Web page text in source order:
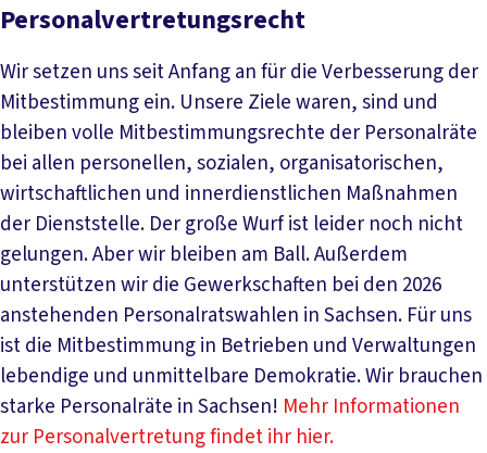
Personalvertretungsrecht
Wir setzen uns seit Anfang an für die Verbesserung der
Mitbestimmung ein. Unsere Ziele waren, sind und
bleiben volle Mitbestimmungsrechte der Personalräte
bei allen personellen, sozialen, organisatorischen,
wirtschaftlichen und innerdienstlichen Maßnahmen
der Dienststelle. Der große Wurf ist leider noch nicht
gelungen. Aber wir bleiben am Ball. Außerdem
unterstützen wir die Gewerkschaften bei den 2026
anstehenden Personalratswahlen in Sachsen. Für uns
ist die Mitbestimmung in Betrieben und Verwaltungen
lebendige und unmittelbare Demokratie. Wir brauchen
starke Personalräte in Sachsen! Mehr Informationen
zur Personalvertretung findet ihr hier.